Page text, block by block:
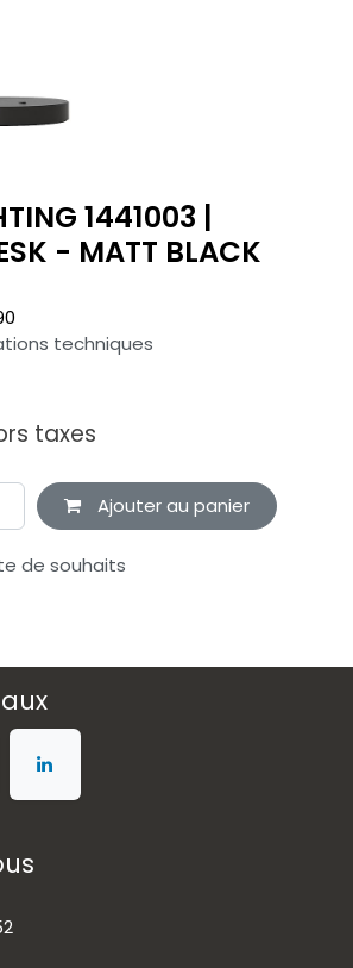
1441003 |
- MATT BLACK
techniques
taxes
Ajouter au panier
de souhaits